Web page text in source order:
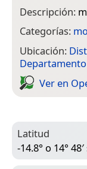
Descripción:
Categorías:
Ubicación:
Ver en
Latitud
-14.8° o 14°